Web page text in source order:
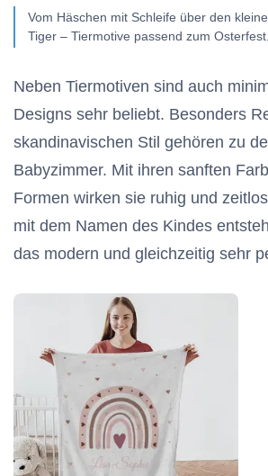
Vom Häschen mit Schleife über den
Tiger – Tiermotive passend zum Osterfest.
Neben Tiermotiven sind auch
Designs sehr beliebt. Besonders
skandinavischen Stil gehören zu
Babyzimmer. Mit ihren sanften
Formen wirken sie ruhig und
mit dem Namen des Kindes
das modern und gleichzeitig sehr